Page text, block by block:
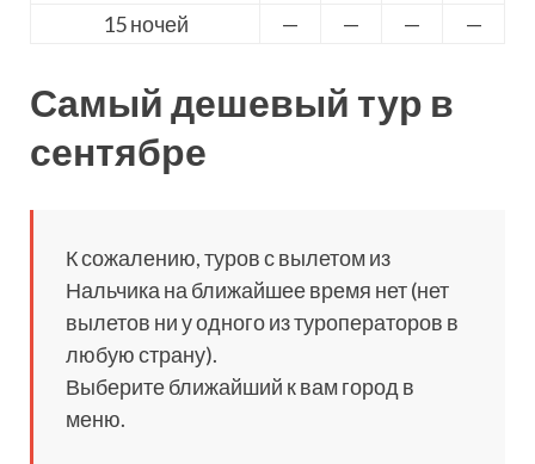
15 ночей
— — — —
Самый дешевый тур в
сентябре
К сожалению, туров с вылетом из
Нальчика на ближайшее время нет (нет
вылетов ни у одного из туроператоров в
любую страну).
Выберите ближайший к вам город в
меню.